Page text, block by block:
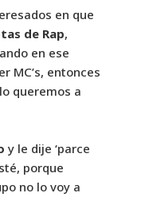
en que
de Rap,
en ese
MC’s, entonces
queremos a
y le dije ‘parce
porque
no lo voy a